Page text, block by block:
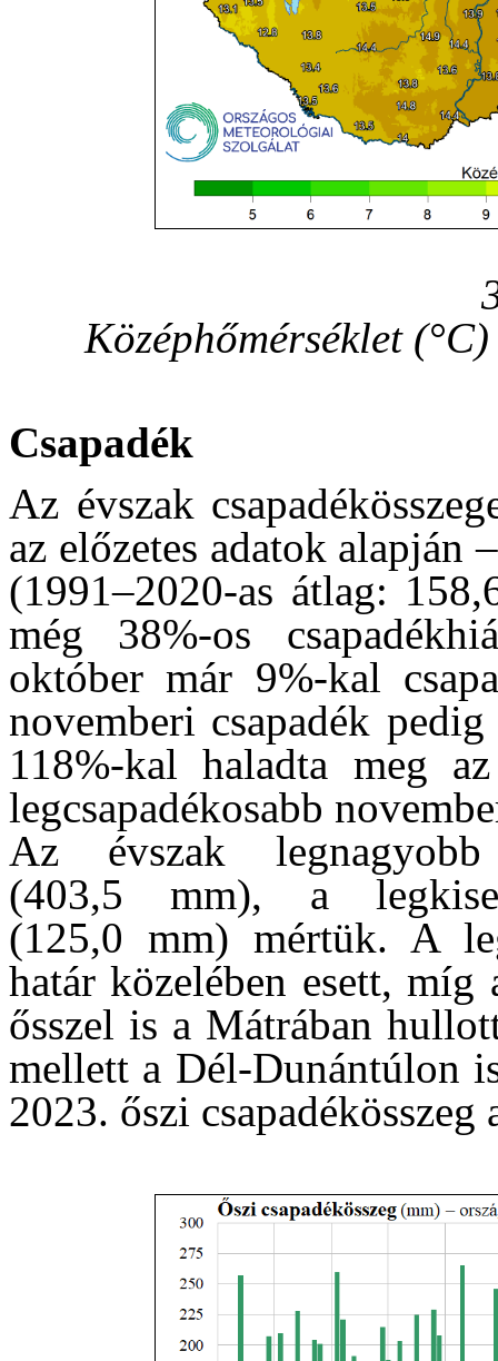
Középhőmérséklet
Csapadék
Az évszak
az előzetes adatok alapján
(1991–2020-as átlag:
még 38%-os
október már 9%-kal
novemberi csapadék
118%-kal haladta meg
legcsapadékosabb
Az évszak legnagyobb
(403,5 mm), a
(125,0 mm) mértük. A
határ közelében esett,
ősszel is a Mátrában
mellett a Dél-Dunántúlon
2023. őszi csapadékösszeg